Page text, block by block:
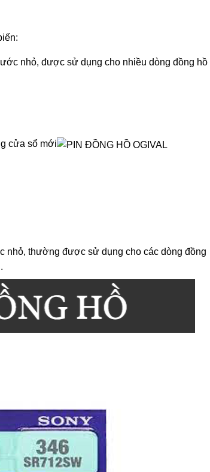
nhỏ, được sử dụng cho nhiều dòng đồng hồ
cửa sổ mới
nhỏ, thường được sử dụng cho các dòng đồng